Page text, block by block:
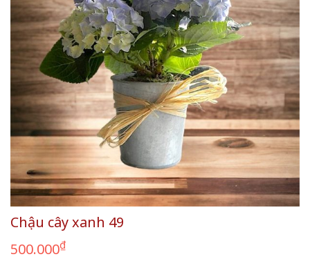
Chậu cây xanh 49
500.000₫